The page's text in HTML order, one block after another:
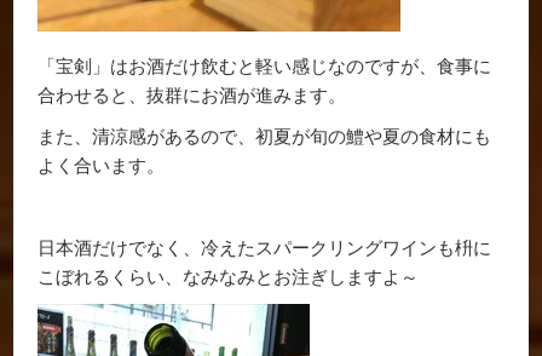
「宝剣」はお酒だけ飲むと軽い感じなのですが、食事に
合わせると、抜群にお酒が進みます。
また、清涼感があるので、初夏が旬の鱧や夏の食材にも
よく合います。
日本酒だけでなく、冷えたスパークリングワインも枡に
こぼれるくらい、なみなみとお注ぎしますよ～